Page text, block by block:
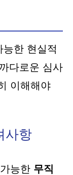
한 현실적
다로운 심사
이해해야
사항
능한 무직